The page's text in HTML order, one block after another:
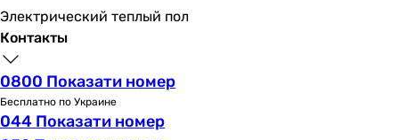
Электрический теплый пол
Контакты
0800 Показати номер
Бесплатно по Украине
044 Показати номер